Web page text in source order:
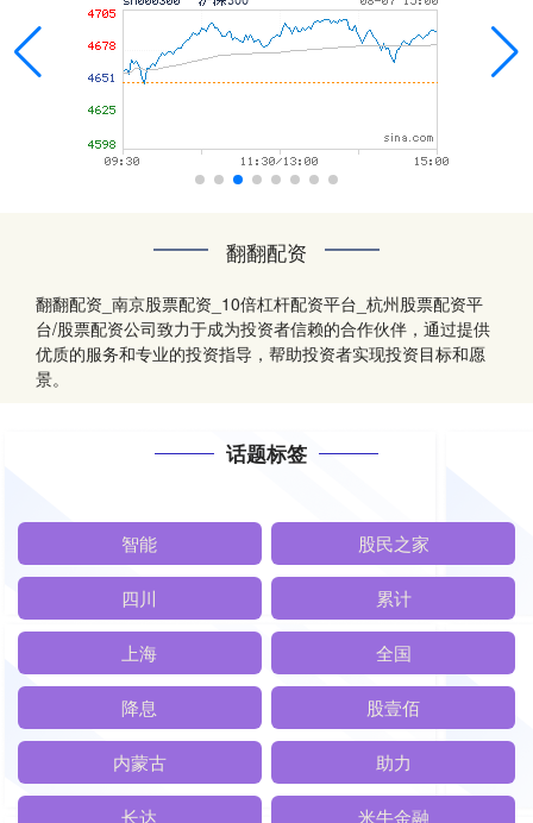
翻翻配资
翻翻配资_南京股票配资_10倍杠杆配资平台_杭州股票配资平
台/股票配资公司致力于成为投资者信赖的合作伙伴，通过提供
优质的服务和专业的投资指导，帮助投资者实现投资目标和愿
景。
话题标签
智能 股民之家
四川 累计
上海 全国
降息 股壹佰
内蒙古 助力
长达 米牛金融